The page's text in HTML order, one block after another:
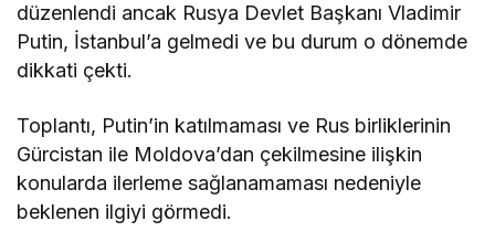
düzenlendi ancak Rusya Devlet Başkanı Vladimir
Putin, İstanbul’a gelmedi ve bu durum o dönemde
dikkati çekti.
Toplantı, Putin’in katılmaması ve Rus birliklerinin
Gürcistan ile Moldova’dan çekilmesine ilişkin
konularda ilerleme sağlanamaması nedeniyle
beklenen ilgiyi görmedi.